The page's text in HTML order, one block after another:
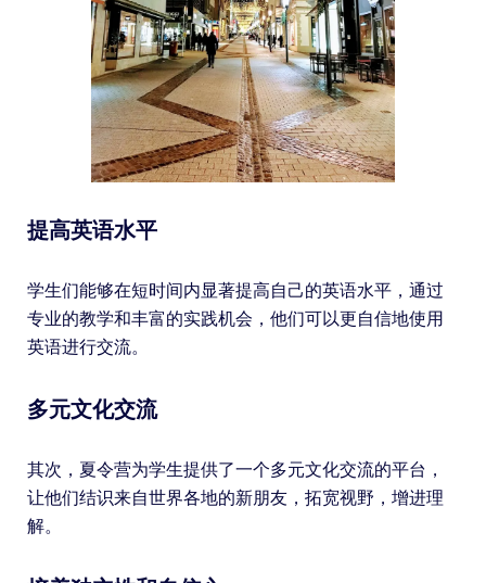
提高英语水平
学生们能够在短时间内显著提高自己的英语水平，通过
专业的教学和丰富的实践机会，他们可以更自信地使用
英语进行交流。
多元文化交流
其次，夏令营为学生提供了一个多元文化交流的平台，
让他们结识来自世界各地的新朋友，拓宽视野，增进理
解。